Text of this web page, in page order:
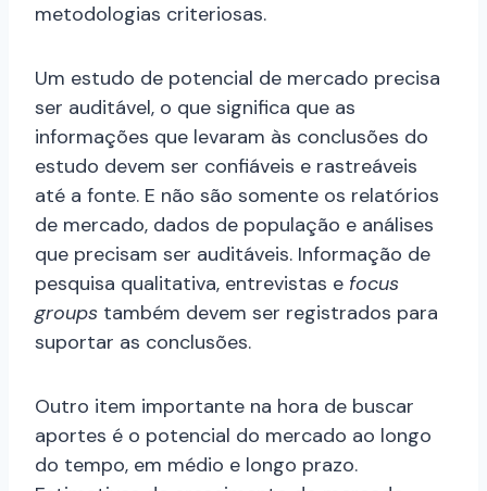
metodologias criteriosas.
Um estudo de potencial de mercado precisa
ser auditável, o que significa que as
informações que levaram às conclusões do
estudo devem ser confiáveis e rastreáveis
até a fonte. E não são somente os relatórios
de mercado, dados de população e análises
que precisam ser auditáveis. Informação de
pesquisa qualitativa, entrevistas e focus
groups também devem ser registrados para
suportar as conclusões.
Outro item importante na hora de buscar
aportes é o potencial do mercado ao longo
do tempo, em médio e longo prazo.